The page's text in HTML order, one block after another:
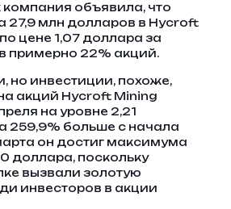
компания объявила, что
27,9 млн долларов в Hycroft
цене 1,07 доллара за
примерно 22% акций.
но инвестиции, похоже,
акций Hycroft Mining
на уровне 2,21
259,9% больше с начала
он достиг максимума
доллара, поскольку
вызвали золотую
инвесторов в акции